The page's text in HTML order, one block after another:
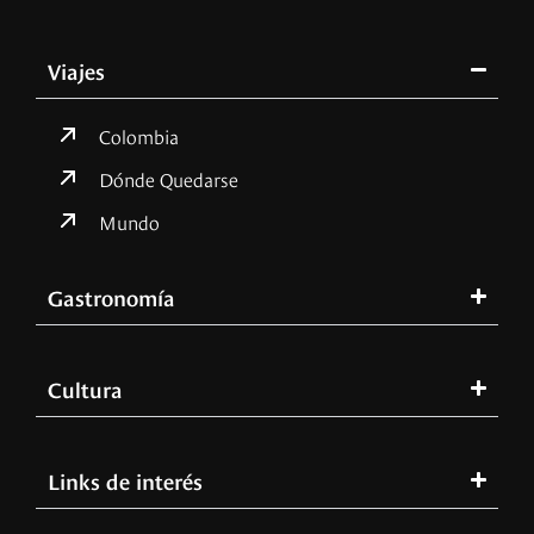
Viajes
Colombia
Dónde Quedarse
Mundo
Gastronomía
Cultura
Links de interés